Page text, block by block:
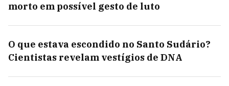
morto em possível gesto de luto
O que estava escondido no Santo Sudário?
Cientistas revelam vestígios de DNA